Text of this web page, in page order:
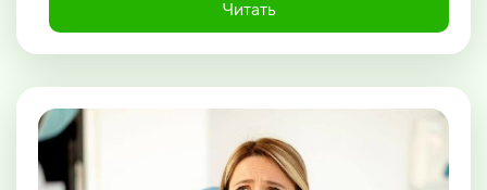
Читать